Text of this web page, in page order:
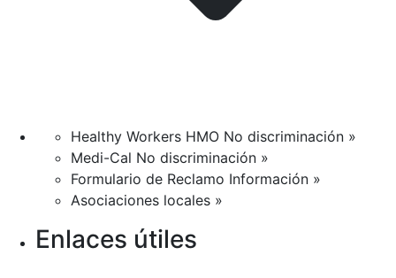
Healthy Workers HMO No discriminación »
Medi-Cal No discriminación »
Formulario de Reclamo Información »
Asociaciones locales »
Enlaces útiles